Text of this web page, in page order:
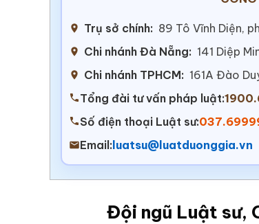
Trụ sở chính: 89 Tô Vĩnh Diện,
Chi nhánh Đà Nẵng: 141 Diệp
Chi nhánh TPHCM: 161A Đào
Tổng đài tư vấn pháp luật:
Số điện thoại Luật sư:
Email:luatsu@luatduonggia.vn
Đội ngũ Luật sư,